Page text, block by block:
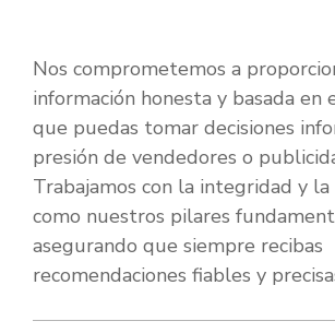
Nos comprometemos a
información honesta y basada en
que puedas tomar decisiones
presión de vendedores o
Trabajamos con la integridad y la
como nuestros pilares
asegurando que siempre recibas
recomendaciones fiables y